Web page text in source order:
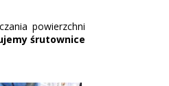
powierzchni
śrutownice